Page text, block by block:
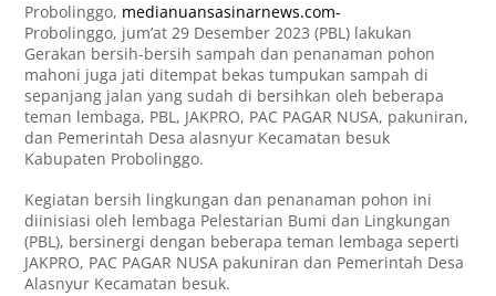
Probolinggo, medianuansasinarnews.com-
Probolinggo, jum’at 29 Desember 2023 (PBL) lakukan
Gerakan bersih-bersih sampah dan penanaman pohon
mahoni juga jati ditempat bekas tumpukan sampah di
sepanjang jalan yang sudah di bersihkan oleh beberapa
teman lembaga, PBL, JAKPRO, PAC PAGAR NUSA, pakuniran,
dan Pemerintah Desa alasnyur Kecamatan besuk
Kabupaten Probolinggo.
Kegiatan bersih lingkungan dan penanaman pohon ini
diinisiasi oleh lembaga Pelestarian Bumi dan Lingkungan
(PBL), bersinergi dengan beberapa teman lembaga seperti
JAKPRO, PAC PAGAR NUSA pakuniran dan Pemerintah Desa
Alasnyur Kecamatan besuk.